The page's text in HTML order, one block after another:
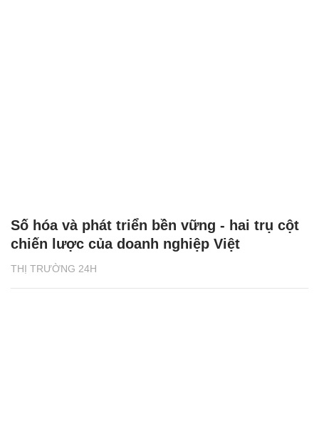
THỊ TRƯỜNG 24H
Số hóa và phát triển bền vững - hai trụ cột
chiến lược của doanh nghiệp Việt